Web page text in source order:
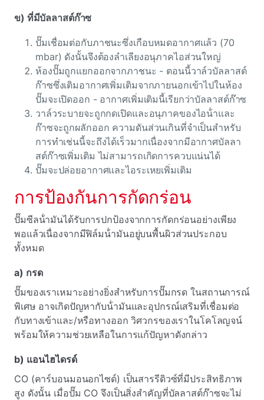
ข) ที่มีบัลลาสต์ก๊าซ
ปั๊มเชื่อมต่อกับภาชนะซึ่งเกือบหมดอากาศแล้ว (70
mbar) ดังนั้นจึงต้องลําเลียงอนุภาคไอส่วนใหญ่
ห้องปั๊มถูกแยกออกจากภาชนะ - ตอนนี้วาล์วบัลลาสต์
ก๊าซซึ่งเติมอากาศเพิ่มเติมจากภายนอกเข้าไปในห้อง
ปั๊มจะเปิดออก - อากาศเพิ่มเติมนี้เรียกว่าบัลลาสต์ก๊าซ
วาล์วระบายจะถูกกดเปิดและอนุภาคของไอน้ําและ
ก๊าซจะถูกผลักออก ความดันส่วนเกินที่จําเป็นสําหรับ
การทําเช่นนี้จะถึงได้เร็วมากเนื่องจากมีอากาศบัลลา
สต์ก๊าซเพิ่มเติม ไม่สามารถเกิดการควบแน่นได้
ปั๊มจะปล่อยอากาศและไอระเหยเพิ่มเติม
การป้องกันการกัดกร่อน
ปั๊มซีลน้ํามันได้รับการปกป้องจากการกัดกร่อนอย่างเพียง
พอแล้วเนื่องจากมีฟิล์มน้ํามันอยู่บนพื้นผิวส่วนประกอบ
ทั้งหมด
a) กรด
ปั๊มของเราเหมาะอย่างยิ่งสําหรับการปั๊มกรด ในสถานการณ์
พิเศษ อาจเกิดปัญหากับน้ํามันและอุปกรณ์เสริมที่เชื่อมต่อ
กับทางเข้าและ/หรือทางออก วิศวกรของเราในโคโลญจน์
พร้อมให้ความช่วยเหลือในการแก้ปัญหาดังกล่าว
b) แอนไฮไดรด์
CO (คาร์บอนมอนอกไซด์) เป็นสารรีดิวซ์ที่มีประสิทธิภาพ
สูง ดังนั้น เมื่อปั๊ม CO จึงเป็นสิ่งสําคัญที่บัลลาสต์ก๊าซจะไม่